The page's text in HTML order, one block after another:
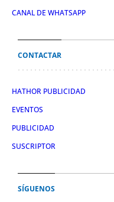
CANAL DE WHATSAPP
CONTACTAR
HATHOR PUBLICIDAD
EVENTOS
PUBLICIDAD
SUSCRIPTOR
SÍGUENOS